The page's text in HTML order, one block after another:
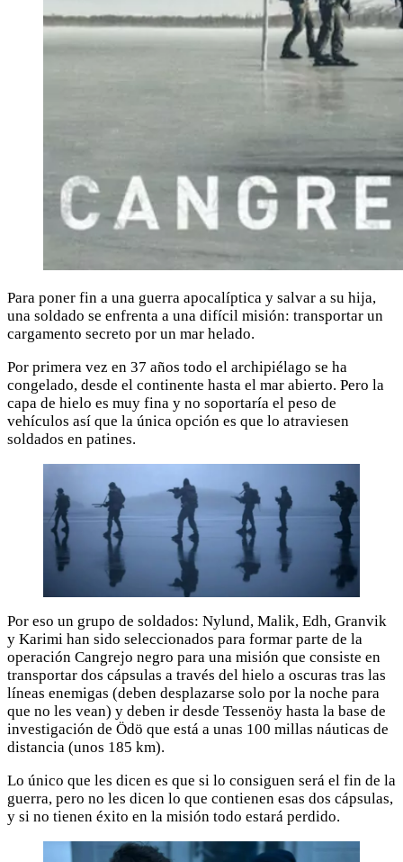
Para poner fin a una guerra apocalíptica y salvar a su hija,
una soldado se enfrenta a una difícil misión: transportar un
cargamento secreto por un mar helado.
Por primera vez en 37 años todo el archipiélago se ha
congelado, desde el continente hasta el mar abierto. Pero la
capa de hielo es muy fina y no soportaría el peso de
vehículos así que la única opción es que lo atraviesen
soldados en patines.
Por eso un grupo de soldados: Nylund, Malik, Edh, Granvik
y Karimi han sido seleccionados para formar parte de la
operación Cangrejo negro para una misión que consiste en
transportar dos cápsulas a través del hielo a oscuras tras las
líneas enemigas (deben desplazarse solo por la noche para
que no les vean) y deben ir desde Tessenöy hasta la base de
investigación de Ödö que está a unas 100 millas náuticas de
distancia (unos 185 km).
Lo único que les dicen es que si lo consiguen será el fin de la
guerra, pero no les dicen lo que contienen esas dos cápsulas,
y si no tienen éxito en la misión todo estará perdido.